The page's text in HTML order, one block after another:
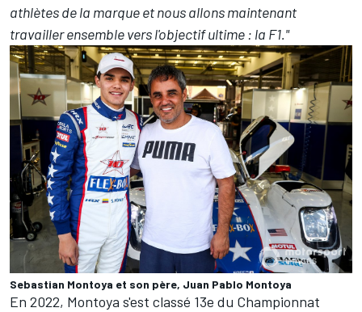
athlètes de la marque et nous allons maintenant
travailler ensemble vers l'objectif ultime : la F1."
Sebastian Montoya et son père, Juan Pablo Montoya
En 2022, Montoya s'est classé 13e du Championnat